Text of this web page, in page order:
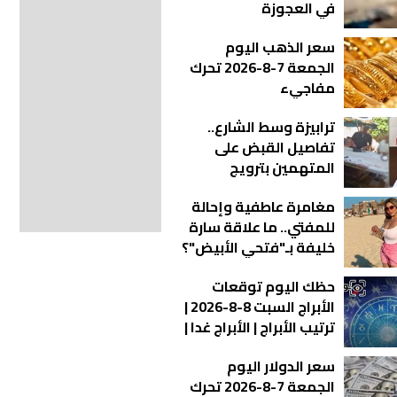
في العجوزة
سعر الذهب اليوم
الجمعة 7-8-2026 تحرك
مفاجيء
ترابيزة وسط الشارع..
تفاصيل القبض على
المتهمين بترويج
فيديو
مغامرة عاطفية وإحالة
للمفتي.. ما علاقة سارة
خليفة بـ"فتحي الأبيض"؟
حظك اليوم توقعات
الأبراج السبت 8-8-2026 |
ترتيب الأبراج | الأبراج غدا |
الأبراج | الأبراج بالأشهر
سعر الدولار اليوم
الجمعة 7-8-2026 تحرك